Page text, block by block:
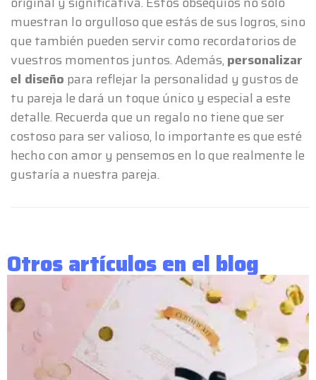
muestran lo orgulloso que estás de sus logros, sino
que también pueden servir como recordatorios de
vuestros momentos juntos. Además, personalizar
el diseño para reflejar la personalidad y gustos de
tu pareja le dará un toque único y especial a este
detalle. Recuerda que un regalo no tiene que ser
costoso para ser valioso, lo importante es que esté
hecho con amor y pensemos en lo que realmente le
gustaría a nuestra pareja.
Otros artículos en el blog